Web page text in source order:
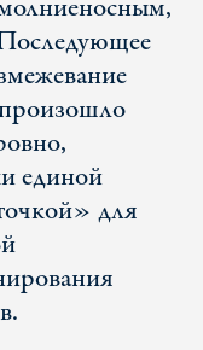
единой
для